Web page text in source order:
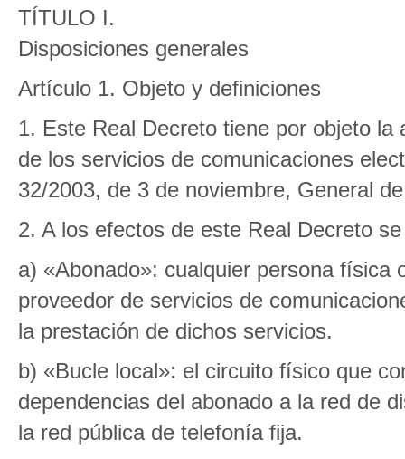
TÍTULO I.
Disposiciones generales
Artículo 1. Objeto y definiciones
1. Este Real Decreto tiene por objeto
de los servicios de comunicaciones
32/2003, de 3 de noviembre, General
2. A los efectos de este Real Decreto
a) «Abonado»: cualquier persona física
proveedor de servicios de
la prestación de dichos servicios.
b) «Bucle local»: el circuito físico que
dependencias del abonado a la red de
la red pública de telefonía fija.